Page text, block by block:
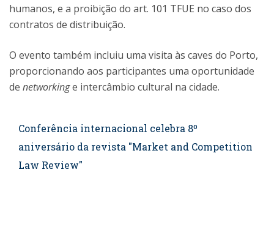
humanos, e a proibição do art. 101 TFUE no caso dos
contratos de distribuição.
O evento também incluiu uma visita às caves do Porto,
proporcionando aos participantes uma oportunidade
de networkinge intercâmbio cultural na cidade.
Conferência internacional celebra 8º
aniversário da revista "Market and Competition
Law Review"